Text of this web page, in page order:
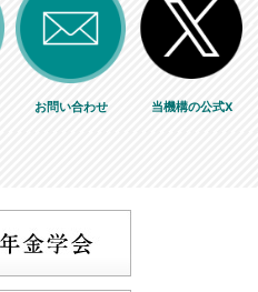
お問い合わせ 当機構の公式X